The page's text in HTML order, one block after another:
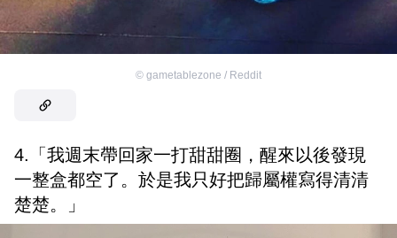
© gametablezone / Reddit
4.「我週末帶回家一打甜甜圈，醒來以後發現
一整盒都空了。於是我只好把歸屬權寫得清清
楚楚。」